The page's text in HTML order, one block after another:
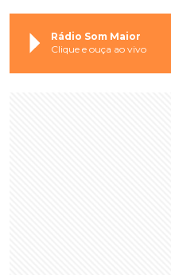
Rádio Som Maior
Clique e ouça ao vivo